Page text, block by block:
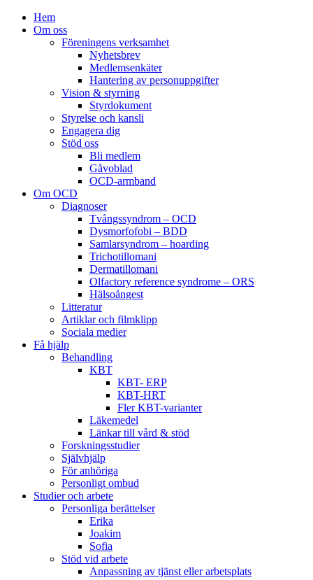
Hem
Om oss
Föreningens verksamhet
Nyhetsbrev
Medlemsenkäter
Hantering av personuppgifter
Vision & styrning
Styrdokument
Styrelse och kansli
Engagera dig
Stöd oss
Bli medlem
Gåvoblad
OCD-armband
Om OCD
Diagnoser
Tvångssyndrom – OCD
Dysmorfofobi – BDD
Samlarsyndrom – hoarding
Trichotillomani
Dermatillomani
Olfactory reference syndrome – ORS
Hälsoångest
Litteratur
Artiklar och filmklipp
Sociala medier
Få hjälp
Behandling
KBT
KBT- ERP
KBT-HRT
Fler KBT-varianter
Läkemedel
Länkar till vård & stöd
Forskningsstudier
Självhjälp
För anhöriga
Personligt ombud
Studier och arbete
Personliga berättelser
Erika
Joakim
Sofia
Stöd vid arbete
Anpassning av tjänst eller arbetsplats